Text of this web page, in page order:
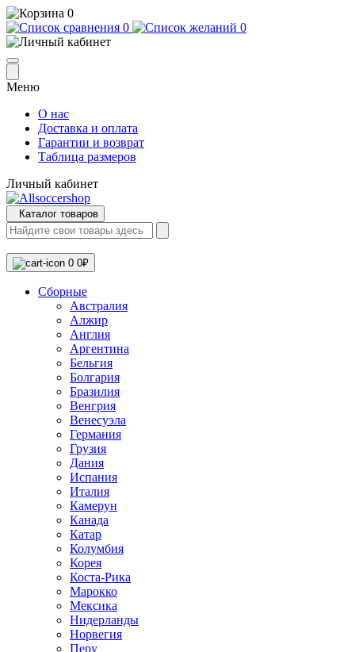
0
0
0
Меню
О нас
Доставка и оплата
Гарантии и возврат
Таблица размеров
Личный кабинет
Каталог товаров
0 0₽
Сборные
Австралия
Алжир
Англия
Аргентина
Бельгия
Болгария
Бразилия
Венгрия
Венесуэла
Германия
Грузия
Дания
Испания
Италия
Камерун
Канада
Катар
Колумбия
Корея
Коста-Рика
Марокко
Мексика
Нидерланды
Норвегия
Перу